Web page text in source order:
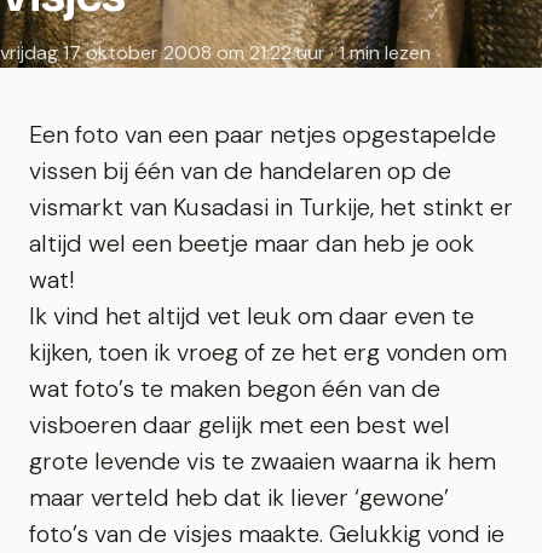
vrijdag 17 oktober 2008 om 21:22 uur · 1 min lezen
Een foto van een paar netjes opgestapelde
vissen bij één van de handelaren op de
vismarkt van Kusadasi in Turkije, het stinkt er
altijd wel een beetje maar dan heb je ook
wat!
Ik vind het altijd vet leuk om daar even te
kijken, toen ik vroeg of ze het erg vonden om
wat foto’s te maken begon één van de
visboeren daar gelijk met een best wel
grote levende vis te zwaaien waarna ik hem
maar verteld heb dat ik liever ‘gewone’
foto’s van de visjes maakte. Gelukkig vond ie